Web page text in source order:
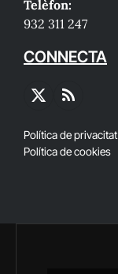
Telèfon:
932 311 247
CONNECTA
X
RSS
Política de privacitat
Política de cookies